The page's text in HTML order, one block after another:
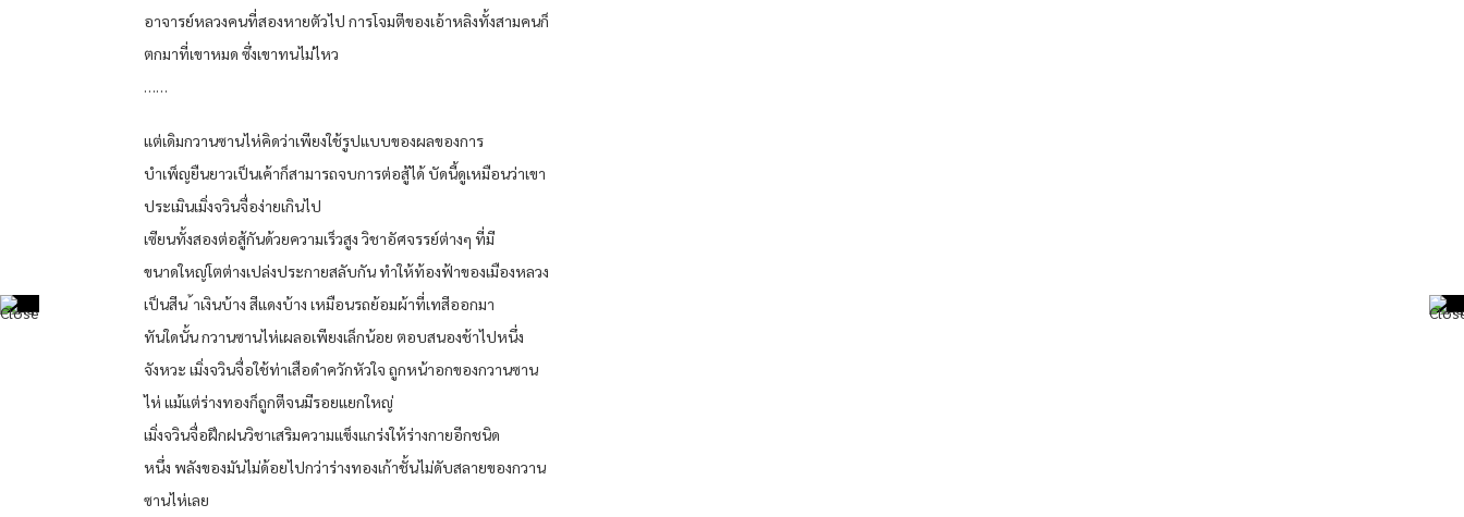
อาจารย์หลวงคนที่สองหายตัวไป การโจมตีของเอ้าหลิงทั้งสามคนก็
ตกมาที่เขาหมด ซึ่งเขาทนไม่ไหว
……
แต่เดิมกวานซานไห่คิดว่าเพียงใช้รูปแบบของผลของการ
บำเพ็ญยืนยาวเป็นเค้าก็สามารถจบการต่อสู้ได้ บัดนี้ดูเหมือนว่าเขา
ประเมินเมิ่งจวินจื่อง่ายเกินไป
เซียนทั้งสองต่อสู้กันด้วยความเร็วสูง วิชาอัศจรรย์ต่างๆ ที่มี
ขนาดใหญ่โตต่างเปล่งประกายสลับกัน ทำให้ท้องฟ้าของเมืองหลวง
เป็นสีน ้าเงินบ้าง สีแดงบ้าง เหมือนรถย้อมผ้าที่เทสีออกมา
ทันใดนั้น กวานซานไห่เผลอเพียงเล็กน้อย ตอบสนองช้าไปหนึ่ง
จังหวะ เมิ่งจวินจื่อใช้ท่าเสือดำควักหัวใจ ถูกหน้าอกของกวานซาน
ไห่ แม้แต่ร่างทองก็ถูกตีจนมีรอยแยกใหญ่
เมิ่งจวินจื่อฝึกฝนวิชาเสริมความแข็งแกร่งให้ร่างกายอีกชนิด
หนึ่ง พลังของมันไม่ด้อยไปกว่าร่างทองเก้าชั้นไม่ดับสลายของกวาน
ซานไห่เลย